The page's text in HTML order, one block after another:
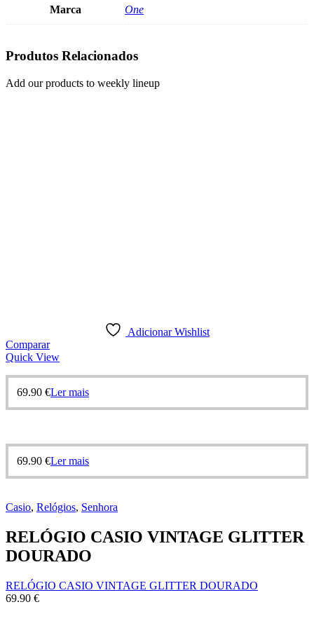
Marca One
Produtos Relacionados
Add our products to weekly lineup
Adicionar Wishlist
Comparar
Quick View
69.90 €Ler mais
69.90 €Ler mais
Casio, Relógios, Senhora
RELÓGIO CASIO VINTAGE GLITTER
DOURADO
RELÓGIO CASIO VINTAGE GLITTER DOURADO
69.90 €